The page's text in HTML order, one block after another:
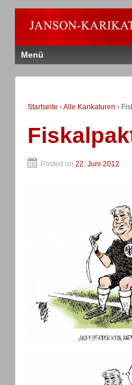
Menü
Startseite ›Alle Karikaturen ›
Posted on 22. Juni 2012